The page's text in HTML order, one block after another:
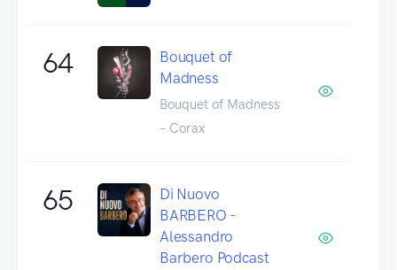
64
Bouquet of
Madness
Bouquet of Madness
– Corax
65
Di Nuovo
BARBERO -
Alessandro
Barbero Podcast